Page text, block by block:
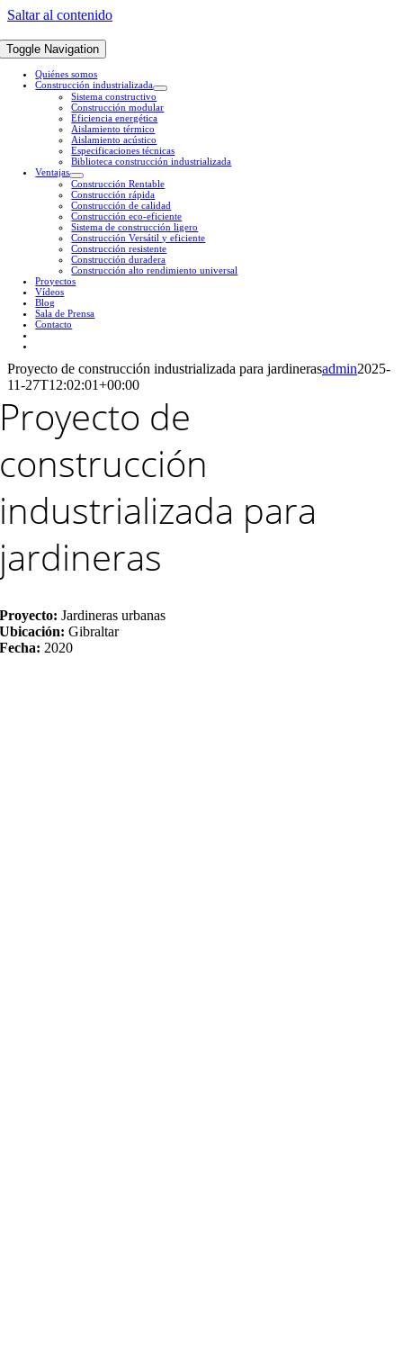
Saltar al contenido
Toggle Navigation
Quiénes somos
Construcción industrializada
Sistema constructivo
Construcción modular
Eficiencia energética
Aislamiento térmico
Aislamiento acústico
Especificaciones técnicas
Biblioteca construcción industrializada
Ventajas
Construcción Rentable
Construcción rápida
Construcción de calidad
Construcción eco-eficiente
Sistema de construcción ligero
Construcción Versátil y eficiente
Construcción resistente
Construcción duradera
Construcción alto rendimiento universal
Proyectos
Vídeos
Blog
Sala de Prensa
Contacto
Proyecto de construcción industrializada para jardinerasadmin2025-
11-27T12:02:01+00:00
Proyecto de
construcción
industrializada para
jardineras
Proyecto: Jardineras urbanas
Ubicación: Gibraltar
Fecha: 2020